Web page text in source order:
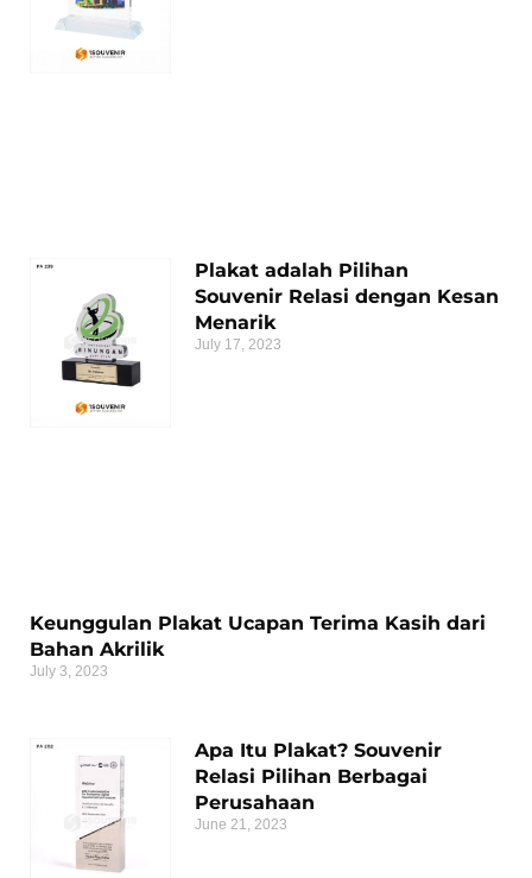
Plakat adalah Pilihan
Souvenir Relasi dengan Kesan
Menarik
July 17, 2023
Keunggulan Plakat Ucapan Terima Kasih dari
Bahan Akrilik
July 3, 2023
Apa Itu Plakat? Souvenir
Relasi Pilihan Berbagai
Perusahaan
June 21, 2023